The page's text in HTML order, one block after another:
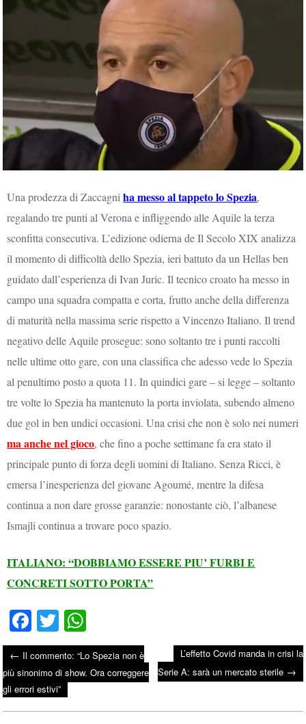
Una prodezza di Zaccagniha messo al tappeto lo Spezia,
regalando tre punti al Verona e infliggendo alle Aquile la terza
sconfitta consecutiva. L’edizione odierna de Il Secolo XIX analizza
il momento di difficoltà dello Spezia, ieri battuto da un Hellas ben
guidato dall’esperienza di Ivan Juric. Il tecnico croato ha messo in
campo una squadra compatta e corta, frutto anche della differenza
di maturità nella massima serie rispetto a Vincenzo Italiano. Il trend
negativo delle Aquile prosegue: sono soltanto tre i punti raccolti
nelle ultime otto gare, con una classifica che adesso vede lo Spezia
al penultimo posto a quota 11. In quindici gare – si legge – soltanto
tre volte lo Spezia ha mantenuto la porta inviolata, subendo almeno
due gol in ben undici occasioni. Una crisi che non è solo nei numeri
ma anche nel gioco, che fino a poche settimane fa era stato il
principale punto di forza degli uomini di Italiano. Senza Ricci, è
emersa l’inesperienza del giovane Agoumé, mentre la difesa
continua a non dare grosse garanzie: nonostante ciò, l’albanese
Ismajli continua a trovare poco spazio.
ITALIANO: “DOBBIAMO ESSERE PIU’ FURBI E
CONCRETI SOTTO PORTA”
Fa
ce
bo
ok
T
wi
tte
r
ha
ts
A
pp
Post navigation
← Il commento: “Lo Spezia non è
più sinonimo di show. Ora correggere
gli errori estivi”
L’effetto Covid manda in crisi la
Serie A: sarà un mercato sterile →